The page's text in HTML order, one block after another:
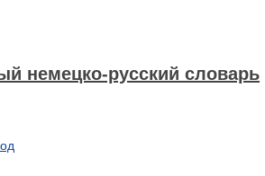
немецко-русский словарь